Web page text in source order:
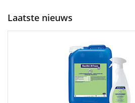
Laatste nieuws